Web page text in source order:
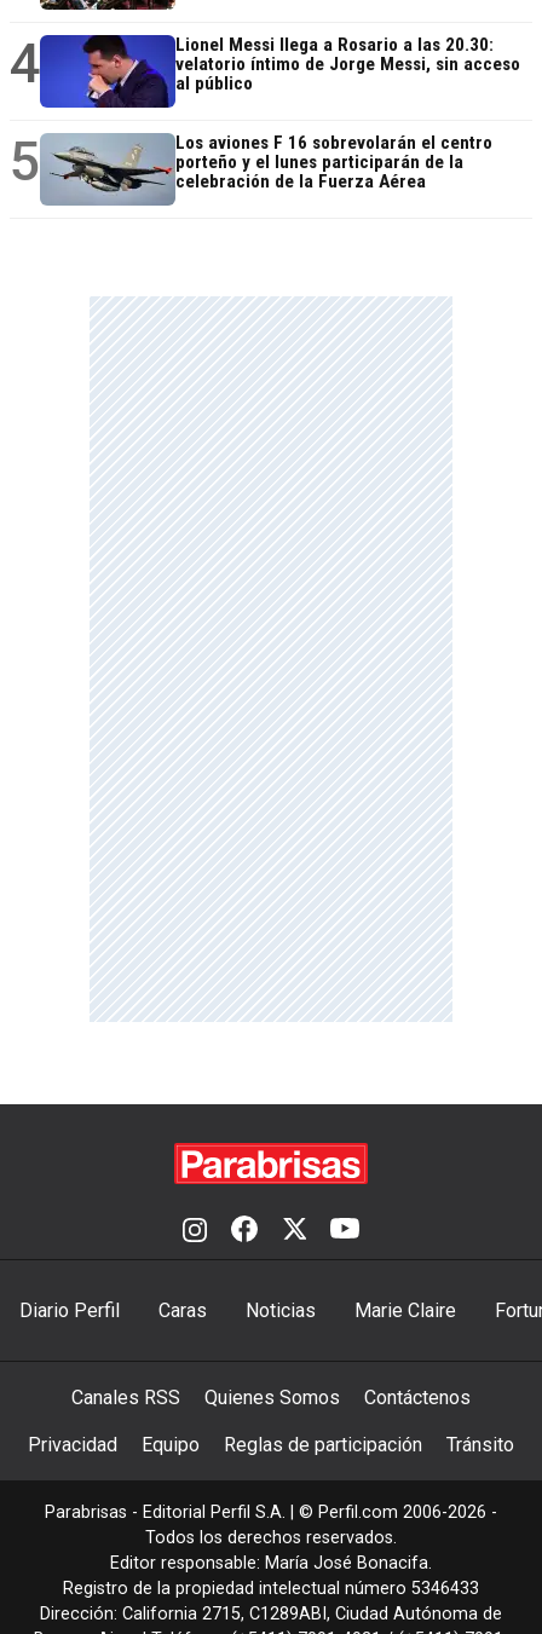
4
Lionel Messi llega a Rosario a las 20.30:
velatorio íntimo de Jorge Messi, sin acceso
al público
5
Los aviones F 16 sobrevolarán el centro
porteño y el lunes participarán de la
celebración de la Fuerza Aérea
Diario Perfil Caras Noticias Marie Claire
Canales RSS Quienes Somos Contáctenos
Privacidad Equipo Reglas de participación Tránsito
Parabrisas - Editorial Perfil S.A. | © Perfil.com 2006-2026 -
Todos los derechos reservados.
Editor responsable: María José Bonacifa.
Registro de la propiedad intelectual número 5346433
Dirección: California 2715, C1289ABI , Ciudad Autónoma de